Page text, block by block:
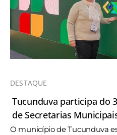
DESTAQUE
Tucunduva participa do
de Secretarias
O município de Tucunduva